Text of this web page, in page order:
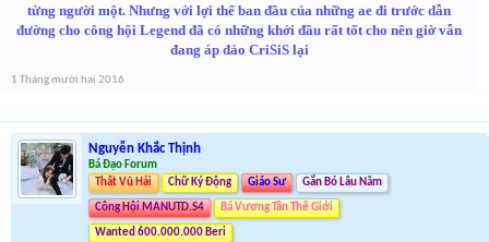
từng người một. Nhưng với lợi thế ban đầu của những ae đi trước dẫn
đường cho công hội Legend đã có những khởi đầu rất tốt cho nên giờ vẫn
đang áp đảo CriSiS lại
1 Tháng mười hai 2016
Nguyễn Khắc Thịnh
Bá Đạo Forum
Thất Vũ Hải
Chữ Ký Động Giáo Sư Gắn Bó Lâu Năm
Công Hội MANUTD.S4 Bá Vương Tân Thế Giới
Wanted 600.000.000 Beri